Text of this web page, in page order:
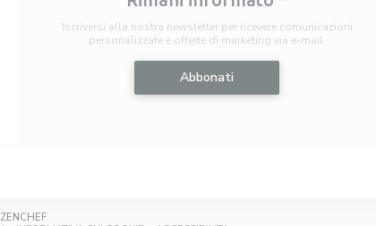
Iscriversi alla nostra newsletter per ricevere comunicazioni
personalizzate e offerte di marketing via e-mail.
Abbonati
ZENCHEF((APRE UNA NUOVA FINESTRA))